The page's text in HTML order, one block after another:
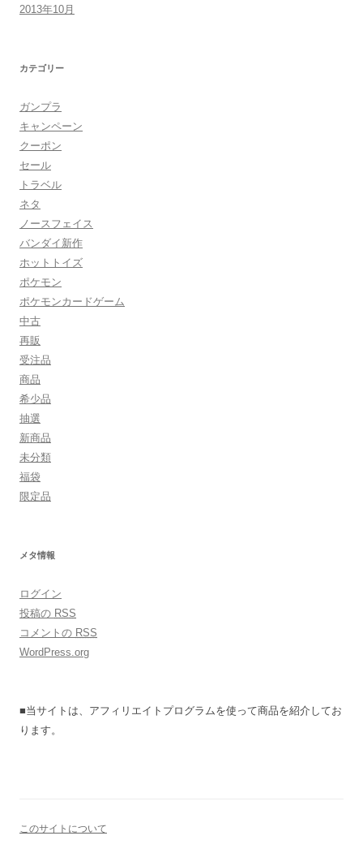
2013年10月
カテゴリー
ガンプラ
キャンペーン
クーポン
セール
トラベル
ネタ
ノースフェイス
バンダイ新作
ホットトイズ
ポケモン
ポケモンカードゲーム
中古
再販
受注品
商品
希少品
抽選
新商品
未分類
福袋
限定品
メタ情報
ログイン
投稿の RSS
コメントの RSS
WordPress.org
■当サイトは、アフィリエイトプログラムを使って商品を紹介してお
ります。
このサイトについて